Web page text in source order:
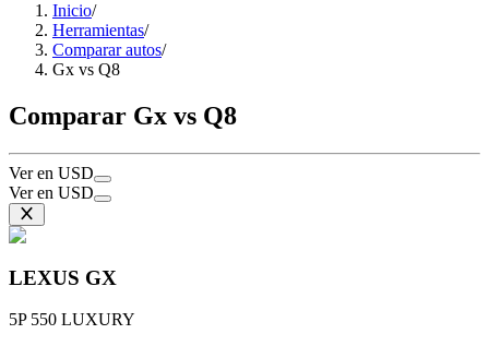
Inicio/
Herramientas/
Comparar autos/
Gx vs Q8
Comparar Gx vs Q8
Ver en USD
Ver en USD
LEXUS GX
5P 550 LUXURY